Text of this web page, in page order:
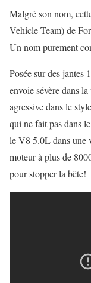
Malgré son nom,
Vehicle Team) de
Un nom purement
Posée sur des jantes
envoie sévère dans
agressive dans le
qui ne fait pas dans
le V8 5.0L dans une
moteur à plus de
pour stopper la bête!